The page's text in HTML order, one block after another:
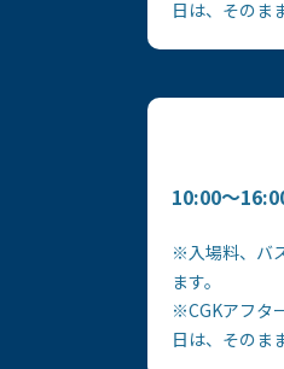
日は、そのま
10:00〜
※入場料、バ
ます。
※CGKアフタ
日は、そのま